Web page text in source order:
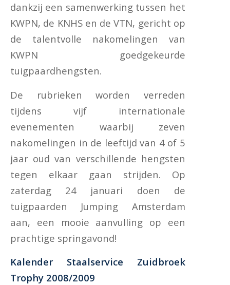
dankzij een samenwerking tussen het
KWPN, de KNHS en de VTN, gericht op
de talentvolle nakomelingen van
KWPN goedgekeurde
tuigpaardhengsten.
De rubrieken worden verreden
tijdens vijf internationale
evenementen waarbij zeven
nakomelingen in de leeftijd van 4 of 5
jaar oud van verschillende hengsten
tegen elkaar gaan strijden. Op
zaterdag 24 januari doen de
tuigpaarden Jumping Amsterdam
aan, een mooie aanvulling op een
prachtige springavond!
Kalender Staalservice Zuidbroek
Trophy 2008/2009